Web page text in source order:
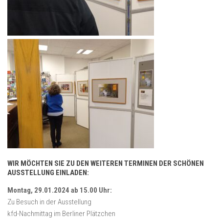
WIR MÖCHTEN SIE ZU DEN WEITEREN TERMINEN DER SCHÖNEN
AUSSTELLUNG EINLADEN:
Montag, 29.01.2024 ab 15.00 Uhr:
Zu Besuch in der Ausstellung
kfd-Nachmittag im Berliner Plätzchen